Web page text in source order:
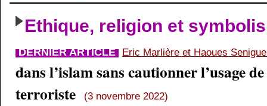
Ethique, religion et
DERNIER ARTICLE Eric Marlière et Haoues
dans l’islam sans cautionner l’usage
terroriste
(3 novembre 2022)